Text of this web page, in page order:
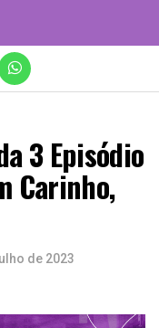
3 Episódio
Carinho,
de 2023